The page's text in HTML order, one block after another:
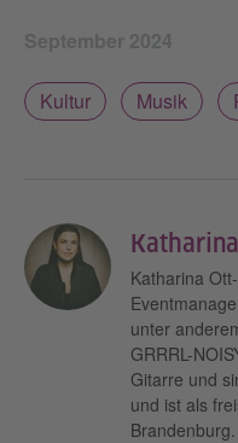
September 2024
Kultur Musik
Katharina
unter
GRRRL-
Gitarre und
und ist als
Brandenburg.